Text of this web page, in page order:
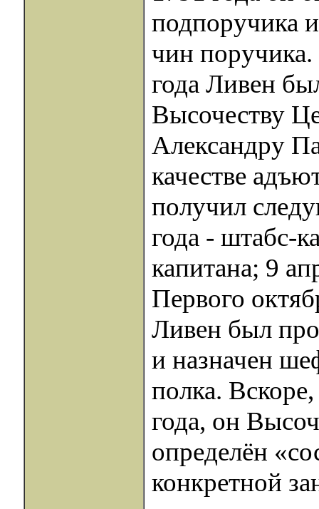
подпоручика
чин
года Ливен
Высочеству
Александру
качестве
получил
года - штабс-
капитана; 9
Первого
Ливен был
и назначен
полка.
года, он
определён
конкретной